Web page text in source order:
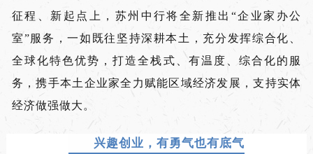
征程、新起点上，苏州中行将全新推出“企业家办公
室”服务，一如既往坚持深耕本土，充分发挥综合化、
全球化特色优势，打造全栈式、有温度、综合化的服
务，携手本土企业家全力赋能区域经济发展，支持实体
经济做强做大。
兴趣创业，有勇气也有底气